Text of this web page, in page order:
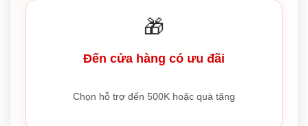
🎁
Đến cửa hàng có ưu đãi
Chọn hỗ trợ đến 500K hoặc quà tặng